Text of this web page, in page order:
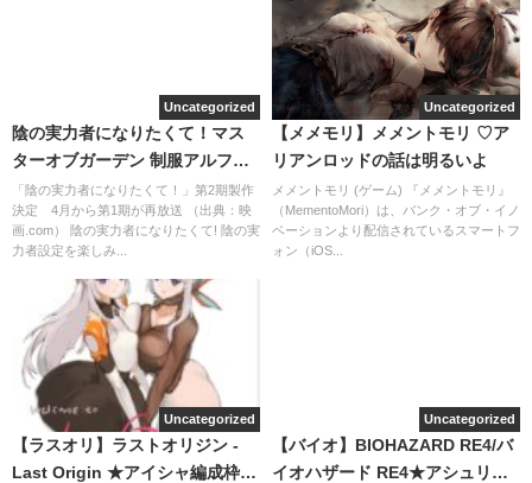
Uncategorized
陰の実力者になりたくて！マス
ターオブガーデン 制服アルファ
って聖域のガーデン所属バフ乗
る？
「陰の実力者になりたくて！」第2期製作
決定 4月から第1期が再放送 （出典：映
画.com） 陰の実力者になりたくて! 陰の実
力者設定を楽しみ...
Uncategorized
【メメモリ】メメントモリ ♡ア
リアンロッドの話は明るいよ
メメントモリ (ゲーム) 『メメントモリ』
（MementoMori）は、バンク・オブ・イノ
ベーションより配信されているスマートフ
ォン（iOS...
Uncategorized
【ラスオリ】ラストオリジン -
Last Origin ★アイシャ編成枠増
Uncategorized
【バイオ】BIOHAZARD RE4/バ
イオハザード RE4★アシュリー